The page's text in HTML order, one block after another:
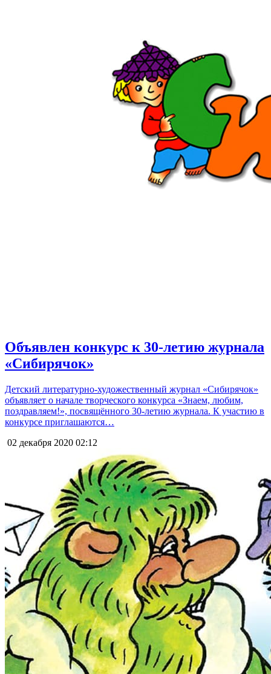
Объявлен конкурс к 30-летию журнала
«Сибирячок»
Детский литературно-художественный журнал «Сибирячок»
объявляет о начале творческого конкурса «Знаем, любим,
поздравляем!», посвящённого 30-летию журнала. К участию в
конкурсе приглашаются…
02 декабря 2020 02:12